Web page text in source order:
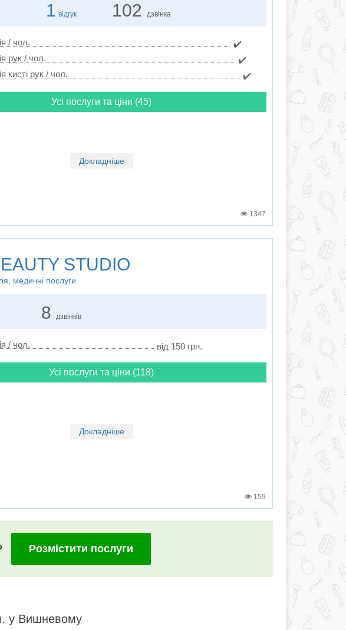
1 відгук 102 дзвінка
/ чол.
✔️
рук / чол.
✔️
кисті рук / чол.
✔️
Усі послуги та ціни (45)
Докладніше
1347
STUDIO
медичні послуги
8 дзвінків
/ чол. від 150 грн.
Усі послуги та ціни (118)
Докладніше
159
Розмістити послуги
у Вишневому